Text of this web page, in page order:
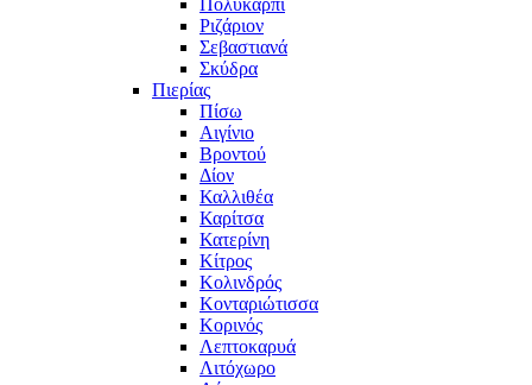
Πολυκάρπι
Ριζάριον
Σεβαστιανά
Σκύδρα
Πιερίας
Πίσω
Αιγίνιο
Βροντού
Δίον
Καλλιθέα
Καρίτσα
Κατερίνη
Κίτρος
Κολινδρός
Κονταριώτισσα
Κορινός
Λεπτοκαρυά
Λιτόχωρο